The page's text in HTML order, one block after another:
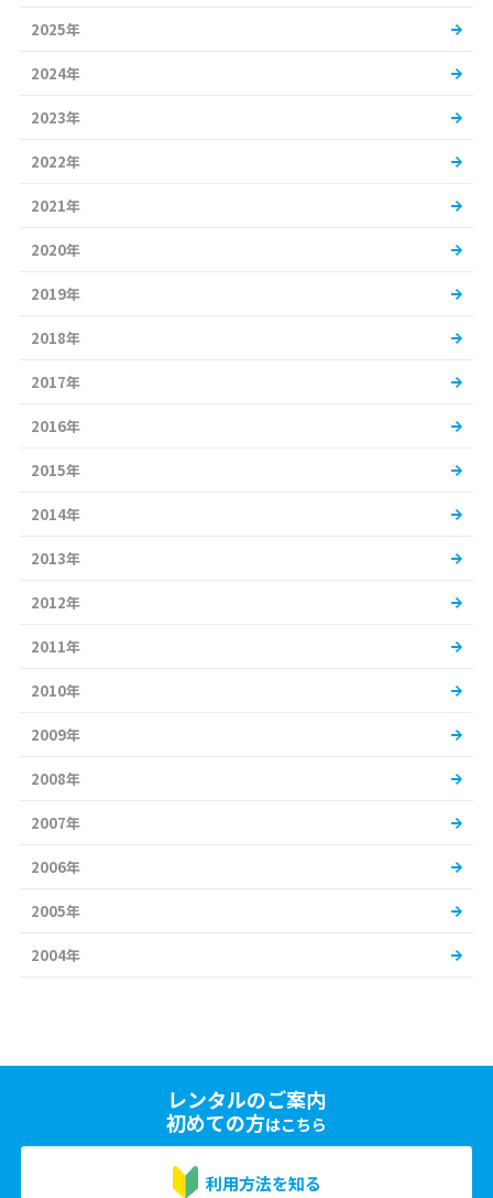
2025年
2024年
2023年
2022年
2021年
2020年
2019年
2018年
2017年
2016年
2015年
2014年
2013年
2012年
2011年
2010年
2009年
2008年
2007年
2006年
2005年
2004年
レンタルのご案内
初めての方はこちら
利用方法を知る